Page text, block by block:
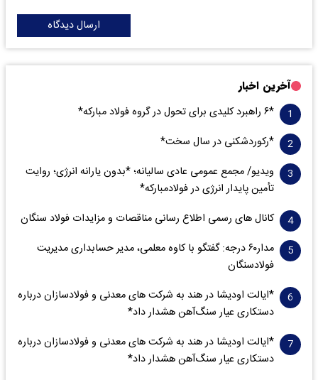
ارسال دیدگاه
آخرین اخبار
*۶ راهبرد کلیدی برای تحول در گروه فولاد مبارکه*
*رکوردشکنی در سال سخت*
ویدیو/ مجمع عمومی عادی سالیانه؛ *بدون یارانه انرژی؛ روایت
تأمین پایدار انرژی در فولادمبارکه*
کانال های رسمی اطلاع رسانی مناقصات و مزایدات فولاد سنگان
مدار‌۶٠ درجه: گفتگو با کاوه معلمی، مدیر حسابداری مدیریت
فولادسنگان
*ایالت اودیشا در هند به شرکت های معدنی و فولادسازان درباره
دستکاری عیار سنگ‌آهن هشدار داد*
*ایالت اودیشا در هند به شرکت های معدنی و فولادسازان درباره
دستکاری عیار سنگ‌آهن هشدار داد*